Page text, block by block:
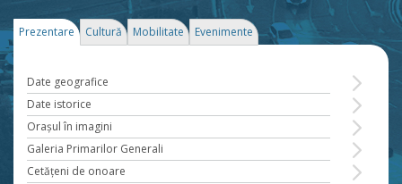
Prezentare Cultură Mobilitate Evenimente
Date geografice
Date istorice
Oraşul în imagini
Galeria Primarilor Generali
Cetăţeni de onoare